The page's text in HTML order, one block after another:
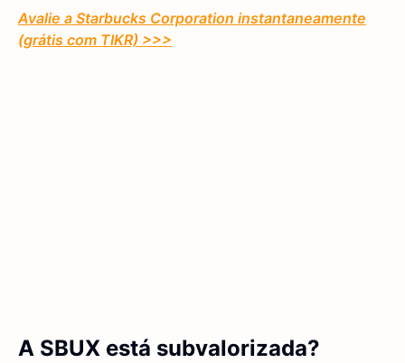
Avalie a Starbucks Corporation instantaneamente
(grátis com TIKR) >>>
A SBUX está subvalorizada?